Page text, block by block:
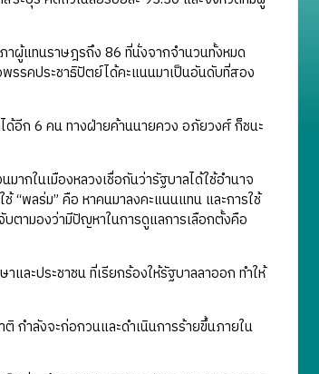
ผู้แทนราษฎรถึง 86 ที่นั่งจากจำนวนทั้งหมด
รคประชาธิปัตย์ได้คะแนนมาเป็นอันดับที่สอง
ด้อีก 6 คน ทางฝ่ายค้านนายควง อภัยวงศ์ ก็ชนะ
ากในเมืองหลวงเชื่อกันว่ารัฐบาลได้ใช้อำนาจ
“พลร่ม” คือ หาคนมาลงคะแนนแทน และการใช้
ตามองว่ามีปัญหาในการดูแลการเลือกตั้งคือ
ละประชาชน ที่เรียกร้องให้รัฐบาลลาออก ทำให้
กำลังจะก่อกวนและดำเนินการร้ายขึ้นภายใน